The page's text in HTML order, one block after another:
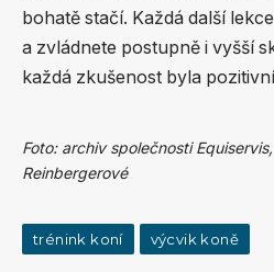
bohatě stačí. Každá další
a zvládnete postupně i vyšší
každá zkušenost byla
Foto: archiv společnosti
Reinbergerové
trénink koní výcvik koně